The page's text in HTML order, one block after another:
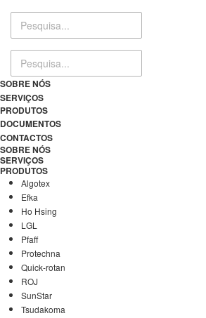
SOBRE NÓS
SERVIÇOS
PRODUTOS
DOCUMENTOS
CONTACTOS
SOBRE NÓS
SERVIÇOS
PRODUTOS
Algotex
Efka
Ho Hsing
LGL
Pfaff
Protechna
Quick-rotan
ROJ
SunStar
Tsudakoma